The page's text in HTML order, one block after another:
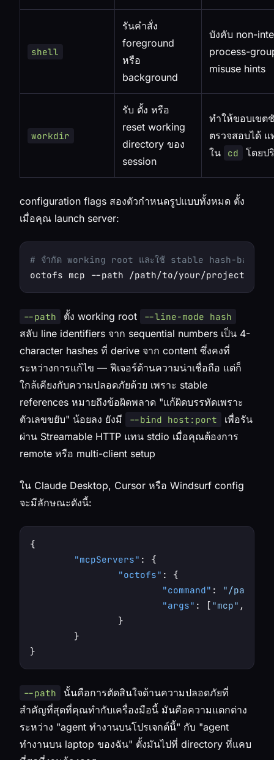
shell
รันคำสั่ง
foreground
หรือ
background
บังคับ non-
process-
misuse hints
workdir
รับ ตั้ง หรือ
reset working
directory ของ
session
ทำให้ขอบเขต
ตรวจสอบได้
ใน
cd โดยป
configuration flags สองตัวกำหนดรูปแบบทั้งหมด ตั้ง
เมื่อคุณ launch server:
# จำกัด working root และใช้ stable hash-based
octofs mcp --path /path/to/your/project --
--path ตั้ง working root --line-mode hash
สลับ line identifiers จาก sequential numbers เป็น 4-
character hashes ที่ derive จาก content ซึ่งคงที่
ระหว่างการแก้ไข — ฟีเจอร์ด้านความน่าเชื่อถือ แต่ก็
ใกล้เคียงกับความปลอดภัยด้วย เพราะ stable
references หมายถึงข้อผิดพลาด "แก้ผิดบรรทัดเพราะ
ตัวเลขขยับ" น้อยลง ยังมี
--bind host:port
เพื่อรัน
ผ่าน Streamable HTTP แทน stdio เมื่อคุณต้องการ
remote หรือ multi-client setup
ใน Claude Desktop, Cursor หรือ Windsurf config
จะมีลักษณะดังนี้:
{
"mcpServers" :
{
"octofs" :
{
"command" :
"/path/
"args" : [ "mcp" ,
}
}
}
--path
นั้นคือการตัดสินใจด้านความปลอดภัยที่
สำคัญที่สุดที่คุณทำกับเครื่องมือนี้ มันคือความแตกต่าง
ระหว่าง "agent ทำงานบนโปรเจกต์นี้" กับ "agent
ทำงานบน laptop ของฉัน" ตั้งมันไปที่ directory ที่แคบ